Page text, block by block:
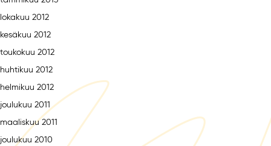
lokakuu 2012
kesäkuu 2012
toukokuu 2012
huhtikuu 2012
helmikuu 2012
joulukuu 2011
maaliskuu 2011
joulukuu 2010